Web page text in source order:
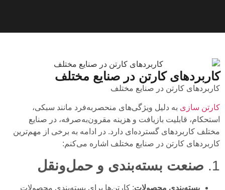
کاربردهای کارتن در صنایع مختلف
کاربردهای کارتن در صنایع مختلف
کارتن سازی به دلیل ویژگی‌های منحصربه‌فرد مانند سبکی،
استحکام، قابلیت بازیافت و هزینه مقرون‌به‌صرفه، در صنایع
مختلف کاربردهای گسترده‌ای دارد. در ادامه به برخی از مهم‌ترین
کاربردهای کارتن در صنایع مختلف اشاره می‌کنم:
1. صنعت بسته‌بندی و حمل‌ونقل
بسته‌بندی محصولات: کارتن‌ها برای بسته‌بندی محصولات